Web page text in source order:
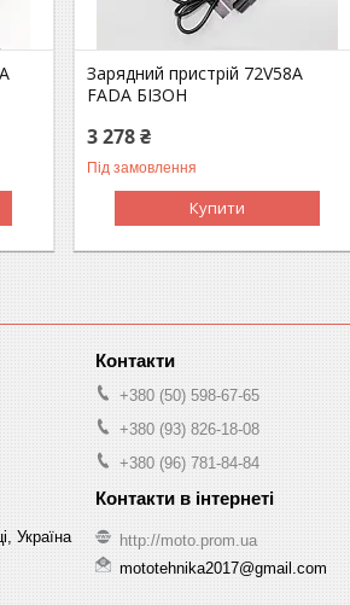
Зарядний пристрій 72V58A
FADA БІЗОН
3 278 ₴
Під замовлення
Купити
Україна
+380 (50) 598-67-65
+380 (93) 826-18-08
+380 (96) 781-84-84
http://moto.prom.ua
mototehnika2017@gmail.com